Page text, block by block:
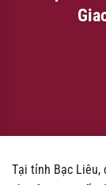
Tại tỉnh Bạc Liêu,